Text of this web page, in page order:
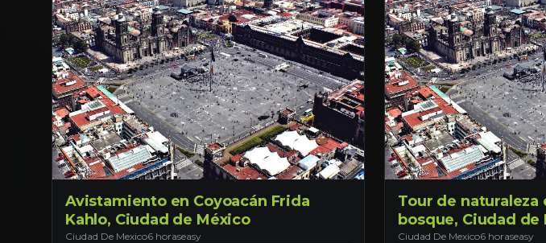
Avistamiento en Coyoacán Frida
Kahlo, Ciudad de México
Ciudad De Mexico6 horaseasy
Tour de naturaleza
bosque, Ciudad de
Ciudad De Mexico6 horaseasy